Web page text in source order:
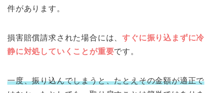
件があります。
損害賠償請求された場合には、すぐに振り込まずに冷
静に対処していくことが重要です。
一度、振り込んでしまうと、たとえその金額が適正で